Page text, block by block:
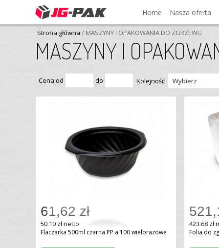
Home Nasza oferta
Strona główna / MASZYNY I OPAKOWANIA DO ZGRZEWU
MASZYNY I
Cena od do Kolejność
Dodaj do koszyka
61,62 zł
50.10 zł netto
Flaczarka 500ml czarna PP a'100 wielorazowe
423.68 zł
Folia do